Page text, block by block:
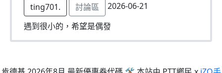
ting701. 討論區
2026-06-21
遇到很小的，希望是偶發